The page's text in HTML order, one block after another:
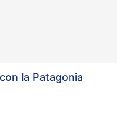
la Patagonia